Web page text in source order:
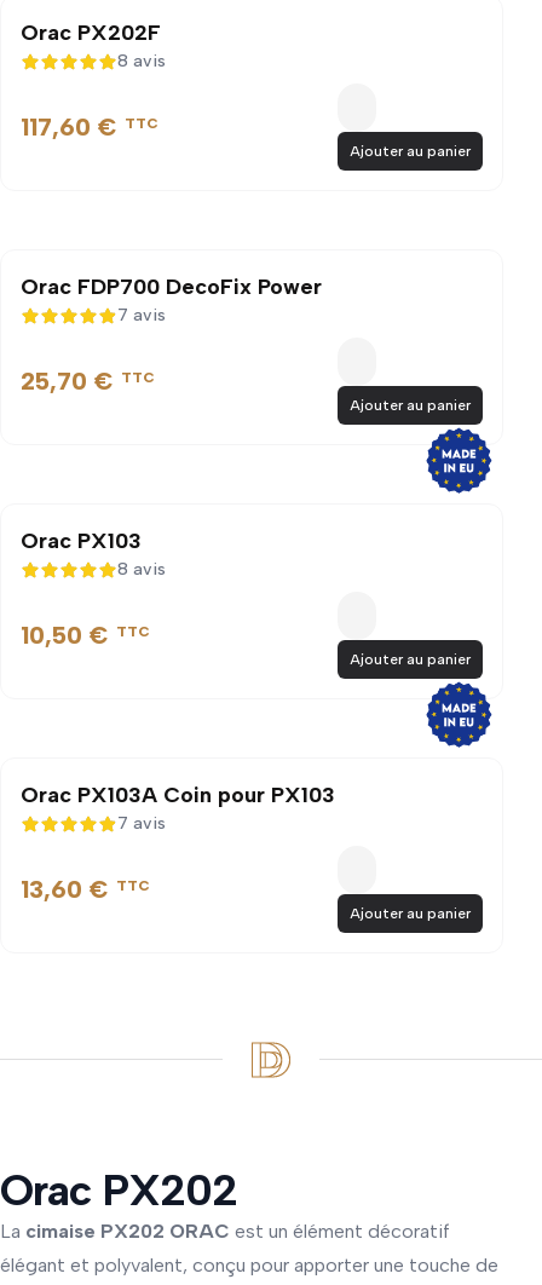
Orac PX202F
5 sur 5
8 avis
117,60 € TTC
Ajouter au panier
Orac FDP700 DecoFix Power
4,9 sur 5
7 avis
25,70 € TTC
Ajouter au panier
Orac PX103
5 sur 5
8 avis
10,50 € TTC
Ajouter au panier
Orac PX103A Coin pour PX103
4,9 sur 5
7 avis
13,60 € TTC
Ajouter au panier
Orac PX202
La cimaise PX202 ORAC est un élément décoratif
élégant et polyvalent, conçu pour apporter une touche de